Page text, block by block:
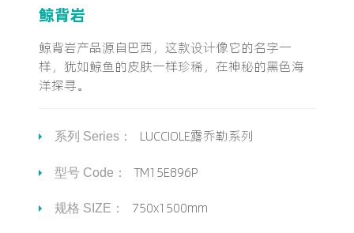
鲸背岩
鲸背岩产品源自巴西，这款设计像它的名字一
样，犹如鲸鱼的皮肤一样珍稀，在神秘的黑色海
洋探寻。
系列 Series： LUCCIOLE露乔勒系列
型号 Code： TM15E896P
规格 SIZE： 750x1500mm